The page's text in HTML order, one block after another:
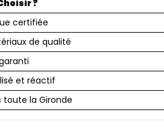
?
certifiée
de qualité
et réactif
la Gironde